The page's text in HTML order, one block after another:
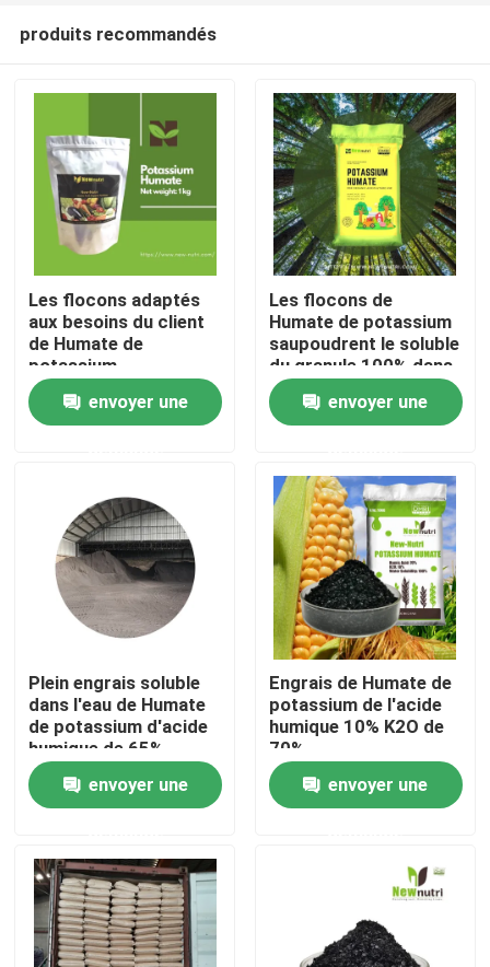
Accueil
A propos de nous
Produits
Engrais organique d'acide humique
Engrais organique d'acide aminé
Engrais organique d'azote
Engrais de poudre d'extrait d'algue
Poudre acide de Fulvic
produits recommandés
Les flocons adaptés
aux besoins du client
de Humate de
potassium
saupoudrent le
granule pH 9-11
envoyer une
Les flocons de
Humate de potassium
saupoudrent le soluble
du granule 100% dans
l'eau
envoyer une
Plein engrais soluble
dans l'eau de Humate
de potassium d'acide
humique de 65%
envoyer une
Engrais de Humate de
potassium de l'acide
humique 10% K2O de
70%
envoyer une